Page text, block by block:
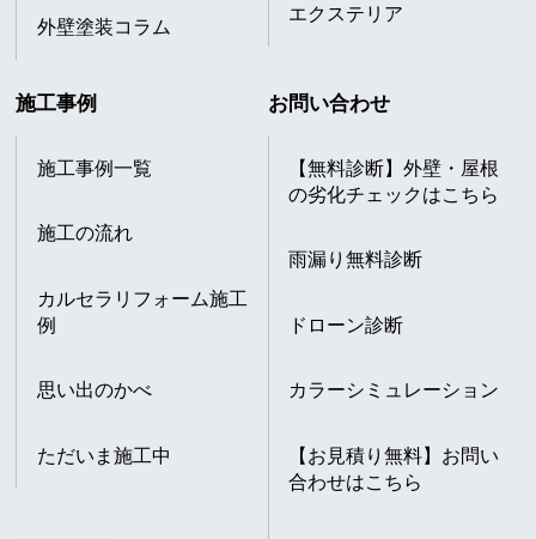
外壁塗装コラム
エクステリア
施工事例
施工事例一覧
施工の流れ
カルセラリフォーム施工
例
思い出のかべ
ただいま施工中
お問い合わせ
【無料診断】外壁・屋根
の劣化チェックはこちら
雨漏り無料診断
ドローン診断
カラーシミュレーション
【お見積り無料】お問い
合わせはこちら